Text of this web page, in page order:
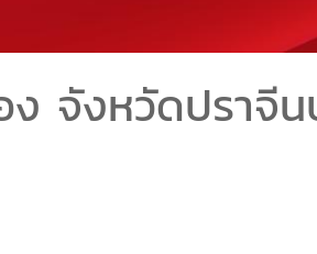
จังหวัดปราจีน